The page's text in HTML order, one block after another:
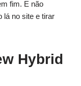
fim. E não
lá no site e tirar
Hybrid